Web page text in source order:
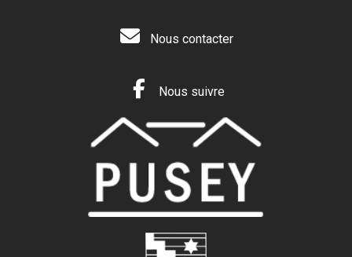
Nous contacter
Nous suivre